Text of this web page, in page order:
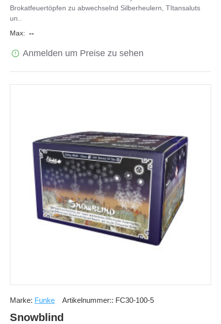
Brokatfeuertöpfen zu abwechselnd Silberheulern, TItansaluts
un..
Max: --
Anmelden um Preise zu sehen
Marke: Funke Artikelnummer:: FC30-100-5
Snowblind